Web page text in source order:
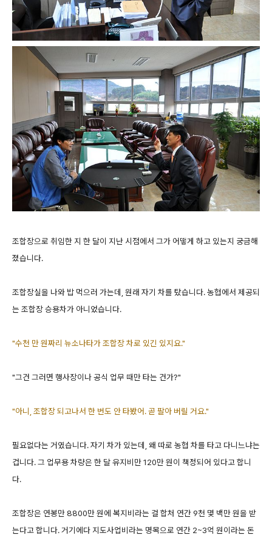
조합장으로 취임한 지 한 달이 지난 시점에서 그가 어떻게 하고 있는지 궁금해
졌습니다.
조합장실을 나와 밥 먹으러 가는데, 원래 자기 차를 탔습니다. 농협에서 제공되
는 조합장 승용차가 아니었습니다.
"수천 만 원짜리 뉴소나타가 조합장 차로 있긴 있지요."
"그건 그러면 행사장이나 공식 업무 때만 타는 건가?"
"아니, 조합장 되고나서 한 번도 안 타봤어. 곧 팔아 버릴 거요."
필요없다는 거였습니다. 자기 차가 있는데, 왜 따로 농협 차를 타고 다니느냐는
겁니다. 그 업무용 차량은 한 달 유지비만 120만 원이 책정되어 있다고 합니
다.
조합장은 연봉만 8800만 원에 복지비라는 걸 합처 연간 9천 몇 백만 원을 받
는다고 합니다. 거기에다 지도사업비라는 명목으로 연간 2~3억 원이라는 돈